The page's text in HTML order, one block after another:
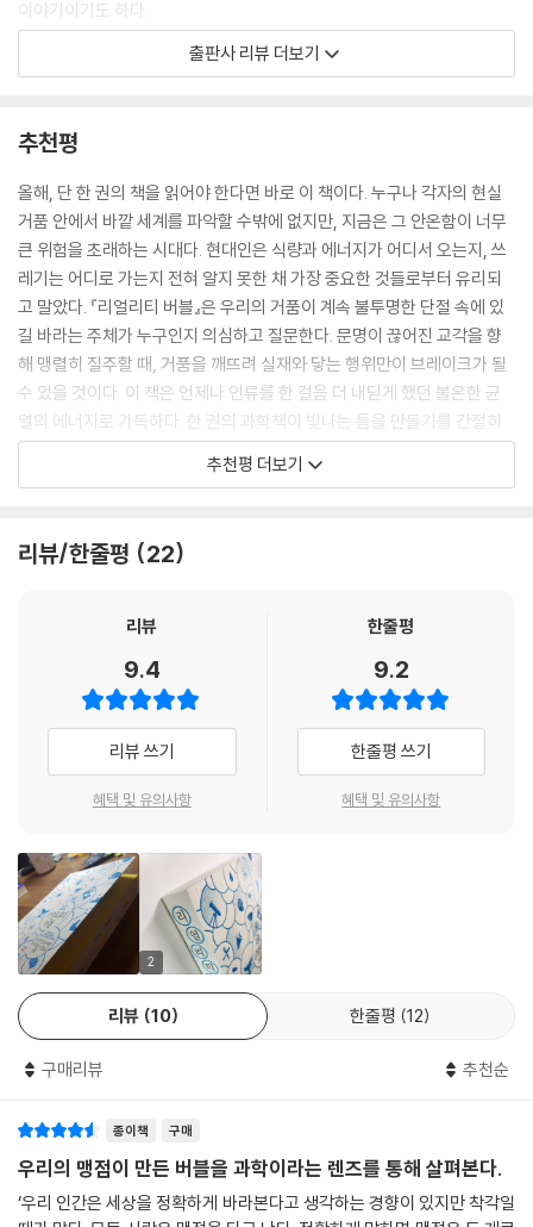
우리는 우리가 마시는 물이 신선하다고 생각하고 싶겠지만 과학자들은 물
이 태양보다 오래되었다고 믿는다. 그러니 여러분이 다음에 물을 마신다면
그것이 한때는 구름이었고 빙산이었고 파도였음을, 해저 협곡을 따라 굽이
--- p.81
우리는 어디서 끝나고 어디서 시작할까? 어릴 때는 대답이 간단해 보인다.
나는 ‘나’이고 그 밖의 모든 것은 별개의 것이다. 이것은 아주 어릴 때부터
대부분의 사람들에게 상식이지만, 자연적인 맹점이다.
--- p.91
우리는 이제 물고기, 새, 거북, 포유류, 곤충, 심지어 박테리아도 자기장을
감지할 수 있다는 것을 안다. 만약 우리도 똑같은 것을 할 수 있다면 우리가
생각하는 방식이 어떻게 바뀔까? 그리고 그렇게 되면 우리는 더 ‘똑똑한’
존재가 될까?
소리를 이해하고, 오랑우탄은 심지어 아이패드를 사용하여 우리와 소통할
수도 있다. 하지만 우리는 다른 동물들의 언어에 대해 무엇을 알고 있을까?
우리의 맨눈과 상식은 우리가 우주의 중심이고, 주위의 세상과 따로 떨어
진 별개의 존재이고, 다른 모든 생명체보다 우월하다고 믿도록 한다. 그러
나 과학이라는 교정용 렌즈로 보면 이런 세 가지 가정 모두 뒤엎어질 수 있
--- p.128
모습을 이미 몰라보게 바꿔버린 소름끼치고 오싹하고 거대한 죽음의 행렬
을 보지 못하도록 우리의 눈을 가린다.
--- p.143
황소와 달리 낙농업계의 목줄인 우유를 실제로 생산하는 암소가 대중의 주
목을 전혀 받지 못한다. 그들은 눈에 보이지 않는 존재다. 매일 120잔 분량
의 우유를 평생 생산하고 나면 가치가 다한 것으로 여겨져서, 도축장으로
끌려가 분쇄되어 개 먹이나 햄버거용 고기로 팔린다.
--- p.151
말, 양, 염소, 그리고 반려동물을 포함시키면 지구 생물량의 65퍼센트가
가축이고, 32퍼센트가 인간이며, 야생에서 살아가는 동물들은 기껏해야
3퍼센트만을 차지한다.
이야기이기도 하다.
통은 우리가 ‘거품 속에서 현실을 대한다’고 지적한다. 보이지 않는 것들과
질 것이라는 사실이다.
통은 보이지 않는 현실의 추세들을 과학이라는 렌즈를 통해 가시적인 것으
로 변환시킨다. 수많은 흥미로운 과학적 사례들을 통해, 거품을 걷고 현실
을 직시할 때 어떤 일이 일어나는지 보여준다. 이 책은 정세랑 작가가 추천
사에 쓴 것처럼, “불온한 균열의 에너지로 가득하다.” 거품을 깨트려 새로
운 현실을 열어젖힐 혁명적 생각들로 말이다.
우리를 둘러싼 세계
책은 크게 3부로 이루어져 있다. 우리의 생물학적 맹점(1부), 사회적 맹점
(2부), 세대적으로 전승된 맹점(3부)을 소개한다. 그중 1부는 우리가 우리
를 둘러싼 세계를 대할 때 생물학적 한계 때문에 보지 못하는 것들을 다룬
다. 우주는 너무 거대해서 가늠하기 어렵고, 작디 작은 생명들은 보이지 않
으므로 아예 없는 것처럼 취급한다. 특히 우리는 우리 가까이에 있는 수많
은 생명들을 보지 못한다. 그들이 왜 존재하는지 알지 못한다. 그래서 사람
벼룩처럼 인간에게 쓸모 없는 작은 생명들은 박멸의 대상이 되었다. 이보
다 더 작은 미생물과 박테리아도 비슷한 취급을 받는다. 그런데 이 책이 잘
보여주듯이, 사실은 이 작은 생명들이 우리가 살아가는 환경을 가꾸는 주
역들이다. 다름 아닌 이들이 우리가 호흡하는 공기를 만들고 먹는 식량을
러니까 우리는 우리 삶을 지탱하는 가장 기초적인 현실에 대해 전혀 보지
못하는 것이다. 그래서 우리는 지금껏 우리 자신을 박멸하기 위해 골몰해
왔는지 모른다.
우리는 우리가 돌맹이나 물고기를 이루는 것과 동일한 원소로 만들어졌다
는 것을 자주 잊는다. 우리가 화석연료를 때고 원자폭탄을 터트릴 때 공기
중으로 흩어진 것들이 다시 우리 몸으로 돌아온다는 것을 보지 못한다. 이
것이 우리의 두 번째 맹점이다. 과학은 우리가 입자 수준에서 어떻게 경계
일 수 없다. “내가 끝나고 세계가 시작되는 지점은 존재하지 않기” 때문이
다. 통이 말하는 것처럼, 우리는 죽은 별이고, 배기가스이며, 밭에 뿌려진
비료이다.
출판사 리뷰 더보기
추천평
올해, 단 한 권의 책을 읽어야 한다면 바로 이 책이다. 누구나 각자의 현실
거품 안에서 바깥 세계를 파악할 수밖에 없지만, 지금은 그 안온함이 너무
큰 위험을 초래하는 시대다. 현대인은 식량과 에너지가 어디서 오는지, 쓰
레기는 어디로 가는지 전혀 알지 못한 채 가장 중요한 것들로부터 유리되
고 말았다. 『리얼리티 버블』은 우리의 거품이 계속 불투명한 단절 속에 있
길 바라는 주체가 누구인지 의심하고 질문한다. 문명이 끊어진 교각을 향
해 맹렬히 질주할 때, 거품을 깨뜨려 실재와 닿는 행위만이 브레이크가 될
수 있을 것이다. 이 책은 언제나 인류를 한 걸음 더 내딛게 했던 불온한 균
열의 에너지로 가득하다. 한 권의 과학책이 빛나는 틈을 만들기를 간절히
바란다.
- 정세랑 (소설가)
지야 통은 중요하고도 흥미로운 과학적 여정으로 독자들을 안내한다. 매일
를 변화시킬 방법을 알려준다.
- 제인 구달 (동물학자)
점증하는 위기의 시대에, 이 책을 채운 호기심들은 우리의 생존에 필수적
인 것들이 되었다. 지야 통의 안내에 따라, 우리는 그 호기심을 풀기 위한
노력 역시 즐거울 수 있다는 걸 배운다. 우리가 놓치고 있는 모든 것들에 대
- 나오미 클라인 (저술가)
이 책은 인류의 역사인 동시에, 은근하면서도 매우 효과적인 각성의 요청
이다.
이 책은 우리로 하여금 과학을 통해 우리의 물리적이고 심리적인 장벽 너
머를 ‘보고’, 그 여파를 확인하게 한다. 우리가 이 행성에 가하고 있는 일들
- 데이비드 스즈키 (저술가)
이 책은 마치 운석처럼 당신의 선입견을 날려버릴 것이다. 영화 「매트릭스」
추천평 더보기
리뷰/한줄평 22
리뷰
9.4
리뷰 쓰기
혜택 및 유의사항
한줄평
9.2
한줄평 쓰기
혜택 및 유의사항
2
리뷰 10 한줄평 12
구매리뷰 추천순
종이책 구매
우리의 맹점이 만든 버블을 과학이라는 렌즈를 통해 살펴본다.
‘우리 인간은 세상을 정확하게 바라본다고 생각하는 경향이 있지만 착각일